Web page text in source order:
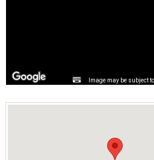
Image may be subject